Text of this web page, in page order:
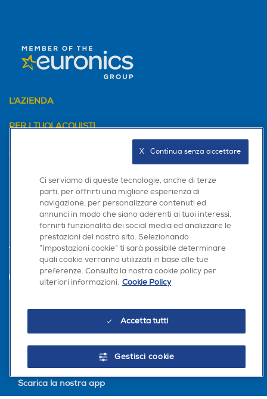
L'AZIENDA
PER I TUOI ACQUISTI
AREA CLIENTI
PRIVACY
Trova negozio
Scarica la nostra app
Ci serviamo di queste tecnologie, anche di terze
parti, per offrirti una migliore esperienza di
navigazione, per personalizzare contenuti ed
annunci in modo che siano aderenti ai tuoi interessi,
fornirti funzionalità dei social media ed analizzare le
prestazioni del nostro sito. Selezionando
“Impostazioni cookie” ti sarà possibile determinare
quali cookie verranno utilizzati in base alle tue
preferenze. Consulta la nostra cookie policy per
ulteriori informazioni. Cookie Policy
Accetta tutti
Gestisci cookie
X   Continua senza accettare